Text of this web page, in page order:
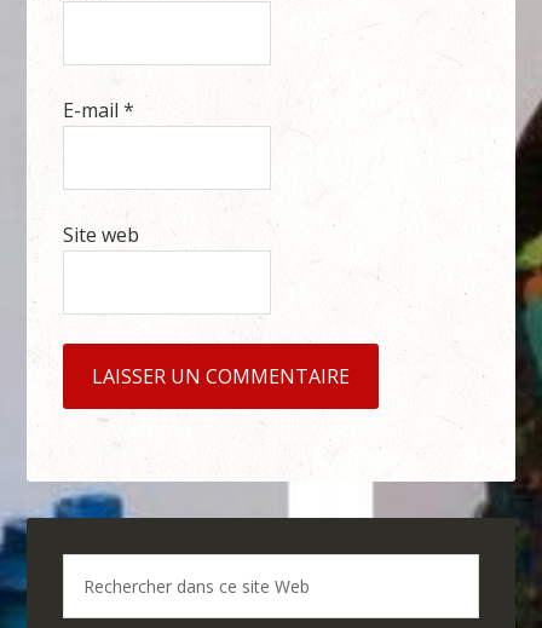
E-mail*
Site web